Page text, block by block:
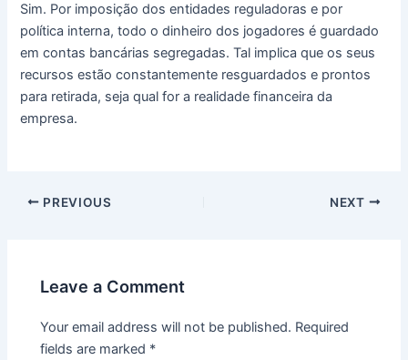
Sim. Por imposição dos entidades reguladoras e por
política interna, todo o dinheiro dos jogadores é guardado
em contas bancárias segregadas. Tal implica que os seus
recursos estão constantemente resguardados e prontos
para retirada, seja qual for a realidade financeira da
empresa.
PREVIOUS NEXT
Leave a Comment
Your email address will not be published. Required
fields are marked *